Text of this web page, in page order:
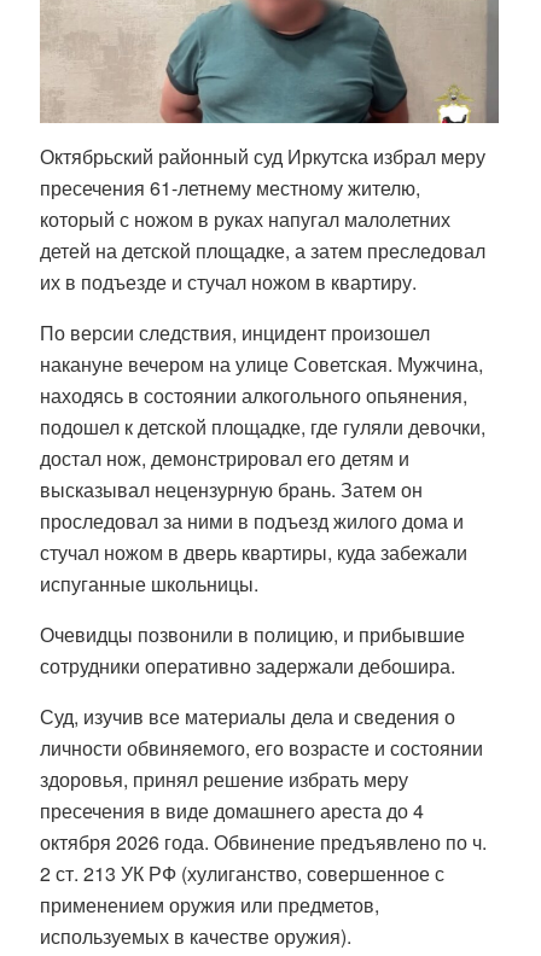
Октябрьский районный суд Иркутска избрал меру
пресечения 61-летнему местному жителю,
который с ножом в руках напугал малолетних
детей на детской площадке, а затем преследовал
их в подъезде и стучал ножом в квартиру.
По версии следствия, инцидент произошел
накануне вечером на улице Советская. Мужчина,
находясь в состоянии алкогольного опьянения,
подошел к детской площадке, где гуляли девочки,
достал нож, демонстрировал его детям и
высказывал нецензурную брань. Затем он
проследовал за ними в подъезд жилого дома и
стучал ножом в дверь квартиры, куда забежали
испуганные школьницы.
Очевидцы позвонили в полицию, и прибывшие
сотрудники оперативно задержали дебошира.
Суд, изучив все материалы дела и сведения о
личности обвиняемого, его возрасте и состоянии
здоровья, принял решение избрать меру
пресечения в виде домашнего ареста до 4
октября 2026 года. Обвинение предъявлено по ч.
2 ст. 213 УК РФ (хулиганство, совершенное с
применением оружия или предметов,
используемых в качестве оружия).